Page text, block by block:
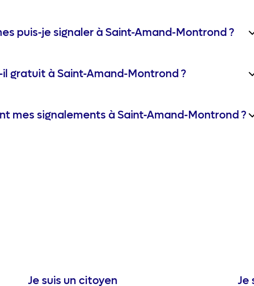
puis-je signaler à Saint-Amand-Montrond ?
gratuit à Saint-Amand-Montrond ?
mes signalements à Saint-Amand-Montrond ?
Je suis un citoyen Je